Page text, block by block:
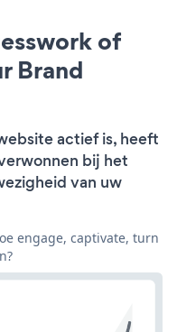
of
Brand
actief is, heeft
bij het
van uw
engage, captivate, turn